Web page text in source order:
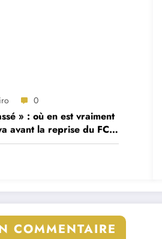
0
» : où en est vraiment
avant la reprise du FC
COMMENTAIRE